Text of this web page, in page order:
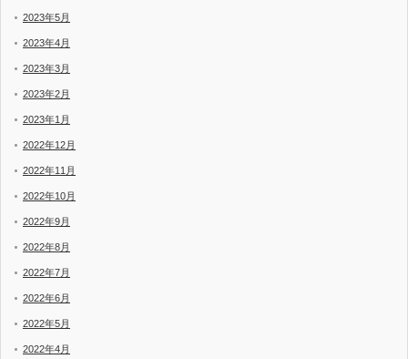
2023年5月
2023年4月
2023年3月
2023年2月
2023年1月
2022年12月
2022年11月
2022年10月
2022年9月
2022年8月
2022年7月
2022年6月
2022年5月
2022年4月